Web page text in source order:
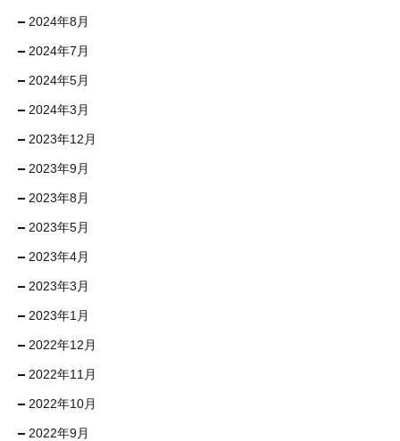
2024年8月
2024年7月
2024年5月
2024年3月
2023年12月
2023年9月
2023年8月
2023年5月
2023年4月
2023年3月
2023年1月
2022年12月
2022年11月
2022年10月
2022年9月